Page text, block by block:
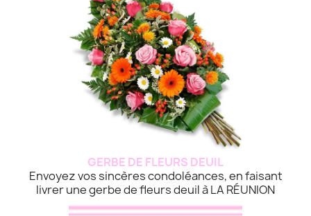
GERBE DE FLEURS DEUIL
Envoyez vos sincères condoléances, en faisant
livrer une gerbe de fleurs deuil à LA RÉUNION